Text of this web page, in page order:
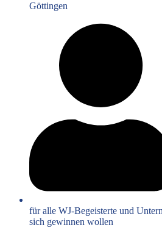
Göttingen
für alle WJ-Begeisterte und
sich gewinnen wollen